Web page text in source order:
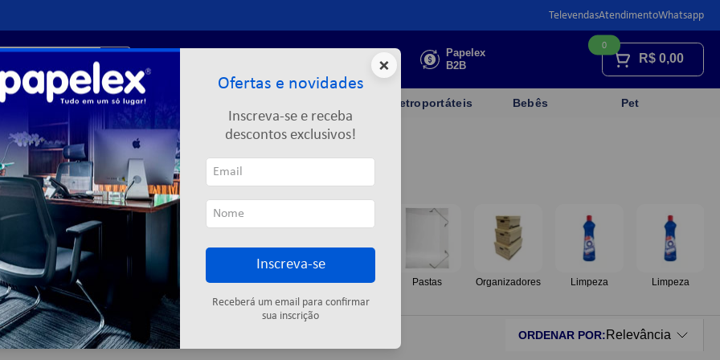
TelevendasAtendimentoWhatsapp
Faça sua
cotação
Papelex
B2B
R$ 0,00
0
Limpeza Informática Eletroportáteis Bebês Pet
Fitas adesivas Descartáveis Colas Elásticos Pastas Organizadores Limpeza Limpeza
5produtos ORDENAR POR Relevância
×
Ofertas e novidades
Inscreva-se e receba
descontos exclusivos!
Inscreva-se
Receberá um email para confirmar
sua inscrição